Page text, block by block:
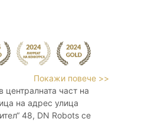
Покажи повече >>
централната част на
на адрес улица
48, DN Robots се